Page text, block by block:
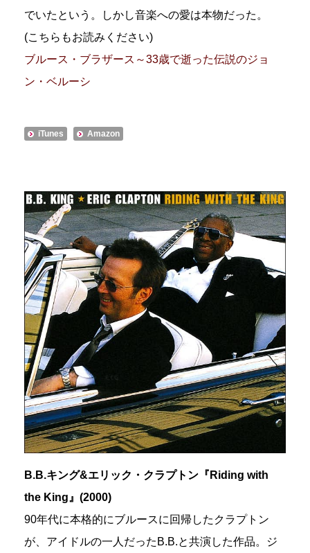
でいたという。しかし音楽への愛は本物だった。
(こちらもお読みください)
ブルース・ブラザース～33歳で逝った伝説のジョ
ン・ベルーシ
iTunes Amazon
B.B.キング&エリック・クラプトン『Riding with
the King』(2000)
90年代に本格的にブルースに回帰したクラプトン
が、アイドルの一人だったB.B.と共演した作品。ジ